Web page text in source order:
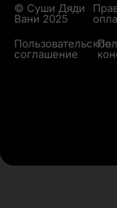
© Суши Дяди
Вани 2025
Пользовательское
соглашение